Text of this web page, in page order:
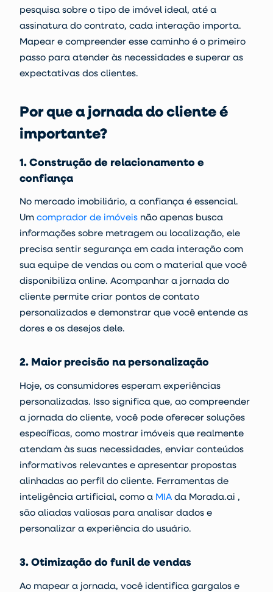
pesquisa sobre o tipo de imóvel ideal, até a
assinatura do contrato, cada interação importa.
Mapear e compreender esse caminho é o primeiro
passo para atender às necessidades e superar as
expectativas dos clientes.
Por que a jornada do cliente é
importante?
1. Construção de relacionamento e
confiança
No mercado imobiliário, a confiança é essencial.
Um comprador de imóveis não apenas busca
informações sobre metragem ou localização, ele
precisa sentir segurança em cada interação com
sua equipe de vendas ou com o material que você
disponibiliza online. Acompanhar a jornada do
cliente permite criar pontos de contato
personalizados e demonstrar que você entende as
dores e os desejos dele.
2. Maior precisão na personalização
Hoje, os consumidores esperam experiências
personalizadas. Isso significa que, ao compreender
a jornada do cliente, você pode oferecer soluções
específicas, como mostrar imóveis que realmente
atendam às suas necessidades, enviar conteúdos
informativos relevantes e apresentar propostas
alinhadas ao perfil do cliente. Ferramentas de
inteligência artificial, como a MIA da Morada.ai ,
são aliadas valiosas para analisar dados e
personalizar a experiência do usuário.
3. Otimização do funil de vendas
Ao mapear a jornada, você identifica gargalos e